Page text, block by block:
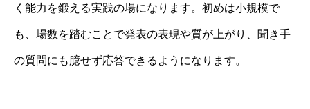
く能力を鍛える実践の場になります。初めは小規模で
も、場数を踏むことで発表の表現や質が上がり、聞き手
の質問にも臆せず応答できるようになります。